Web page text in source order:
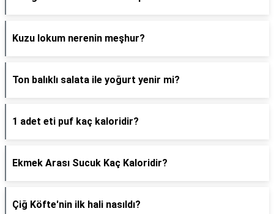
Kuzu lokum nerenin meşhur?
Ton balıklı salata ile yoğurt yenir mi?
1 adet eti puf kaç kaloridir?
Ekmek Arası Sucuk Kaç Kaloridir?
Çiğ Köfte'nin ilk hali nasıldı?